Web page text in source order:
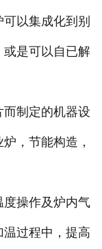
以集成化到别
或是可以自已解
制定的机器设
，节能构造，
操作及炉内气
过程中，提高